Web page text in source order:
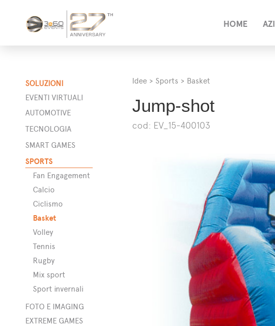
HOME
SOLUZIONI
EVENTI VIRTUALI
AUTOMOTIVE
TECNOLOGIA
SMART GAMES
SPORTS
Fan Engagement
Calcio
Ciclismo
Basket
Volley
Tennis
Rugby
Mix sport
Sport invernali
FOTO E IMAGING
EXTREME GAMES
Idee > Sports > Basket
Jump-shot
cod: EV_15-400103